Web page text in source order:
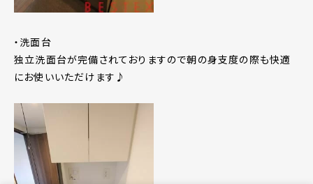
・洗面台
独立洗面台が完備されておりますので朝の身支度の際も快適
にお使いいただけます♪